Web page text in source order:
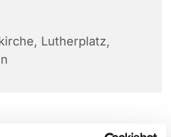
Lutherplatz,